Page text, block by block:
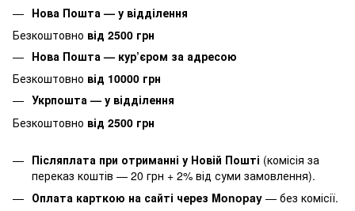
Нова Пошта — у відділення
Безкоштовно від 2500 грн
Нова Пошта — кур’єром за адресою
Безкоштовно від 10000 грн
Укрпошта — у відділення
Безкоштовно від 2500 грн
Післяплата при отриманні у Новій Пошті (комісія за
переказ коштів — 20 грн + 2% від суми замовлення).
Оплата карткою на сайті через Monopay — без комісії.